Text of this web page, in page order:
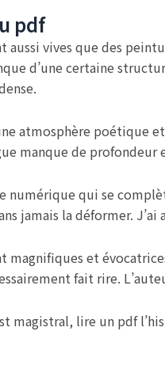
pdf
aussi vives que des
d’une certaine
atmosphère poétique
manque de
numérique qui se
jamais la déformer.
magnifiques et
fait rire.
magistral, lire un pdf